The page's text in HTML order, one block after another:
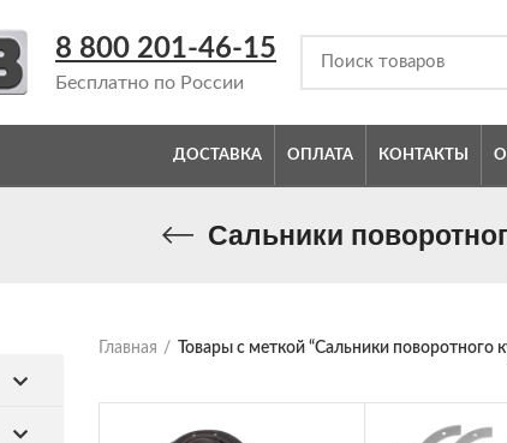
8 800 201-46-15
Бесплатно по России
ДОСТАВКА ОПЛАТА КОНТАКТЫ
Сальники
Главная Товары с меткой “Сальники поворотного